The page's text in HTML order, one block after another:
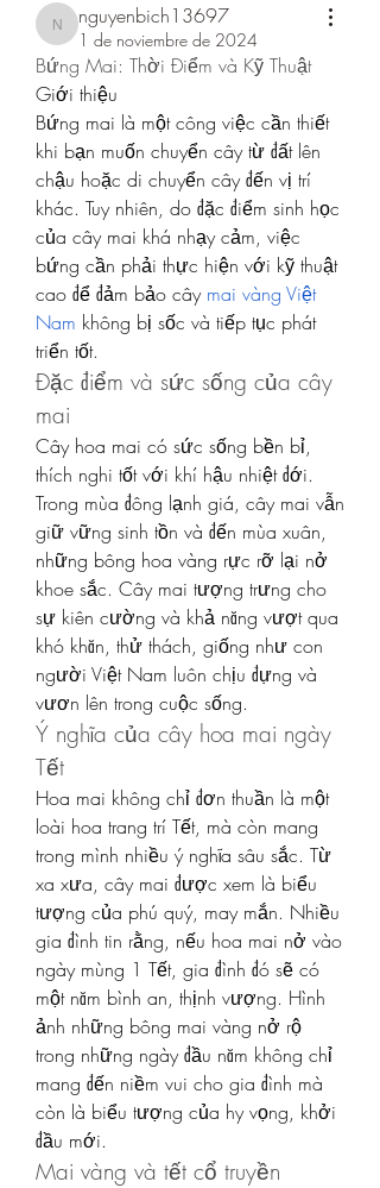
nguyenbich13697
nguyenbich13697
1 de noviembre de 2024
Bứng Mai: Thời Điểm và Kỹ Thuật
Giới thiệu
Bứng mai là một công việc cần thiết
khi bạn muốn chuyển cây từ đất lên
chậu hoặc di chuyển cây đến vị trí
khác. Tuy nhiên, do đặc điểm sinh học
của cây mai khá nhạy cảm, việc
bứng cần phải thực hiện với kỹ thuật
cao để đảm bảo cây mai vàng Việt
Nam không bị sốc và tiếp tục phát
triển tốt.
Đặc điểm và sức sống của cây
mai
Cây hoa mai có sức sống bền bỉ,
thích nghi tốt với khí hậu nhiệt đới.
Trong mùa đông lạnh giá, cây mai vẫn
giữ vững sinh tồn và đến mùa xuân,
những bông hoa vàng rực rỡ lại nở
khoe sắc. Cây mai tượng trưng cho
sự kiên cường và khả năng vượt qua
khó khăn, thử thách, giống như con
người Việt Nam luôn chịu đựng và
vươn lên trong cuộc sống.
Ý nghĩa của cây hoa mai ngày
Tết
Hoa mai không chỉ đơn thuần là một
loài hoa trang trí Tết, mà còn mang
trong mình nhiều ý nghĩa sâu sắc. Từ
xa xưa, cây mai được xem là biểu
tượng của phú quý, may mắn. Nhiều
gia đình tin rằng, nếu hoa mai nở vào
ngày mùng 1 Tết, gia đình đó sẽ có
một năm bình an, thịnh vượng. Hình
ảnh những bông mai vàng nở rộ
trong những ngày đầu năm không chỉ
mang đến niềm vui cho gia đình mà
còn là biểu tượng của hy vọng, khởi
đầu mới.
Mai vàng và tết cổ truyền